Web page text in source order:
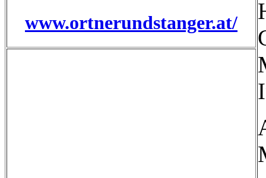
www.ortnerundstanger.at/